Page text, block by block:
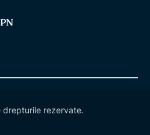
drepturile rezervate.